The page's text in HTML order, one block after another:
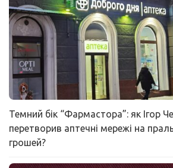
Темний бік “Фармастора”: як Ігор
перетворив аптечні мережі на
грошей?